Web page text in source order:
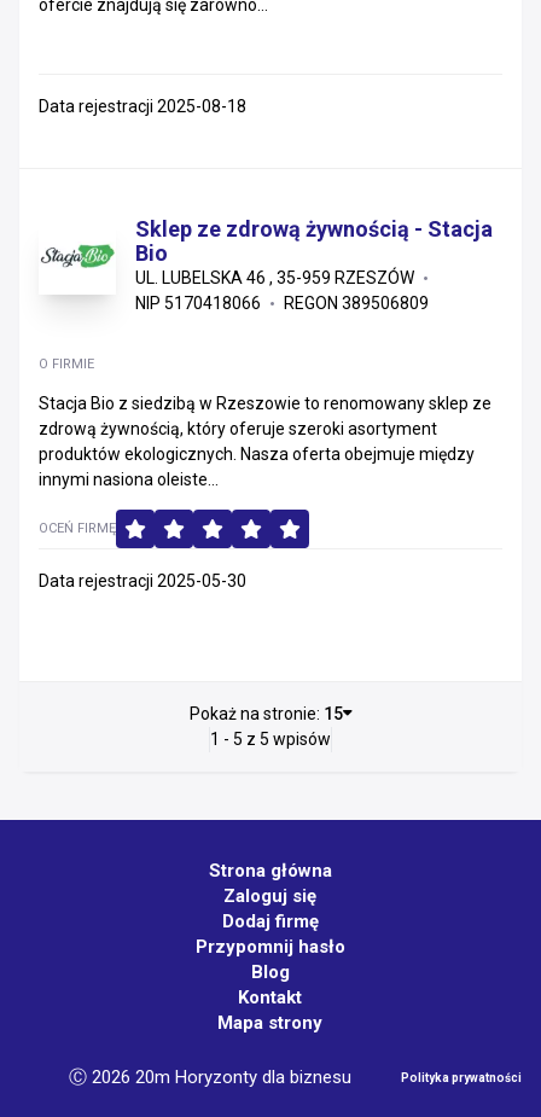
ofercie znajdują się zarówno...
Data rejestracji 2025-08-18
Sklep ze zdrową żywnością - Stacja
Bio
UL. LUBELSKA 46 , 35-959 RZESZÓW
NIP 5170418066
REGON 389506809
O FIRMIE
Stacja Bio z siedzibą w Rzeszowie to renomowany sklep ze
zdrową żywnością, który oferuje szeroki asortyment
produktów ekologicznych. Nasza oferta obejmuje między
innymi nasiona oleiste...
OCEŃ FIRMĘ
Data rejestracji 2025-05-30
Pokaż na stronie: 15
1 - 5 z 5 wpisów
Strona główna
Zaloguj się
Dodaj firmę
Przypomnij hasło
Blog
Kontakt
Mapa strony
Ⓒ 2026 20m Horyzonty dla biznesu Polityka prywatności